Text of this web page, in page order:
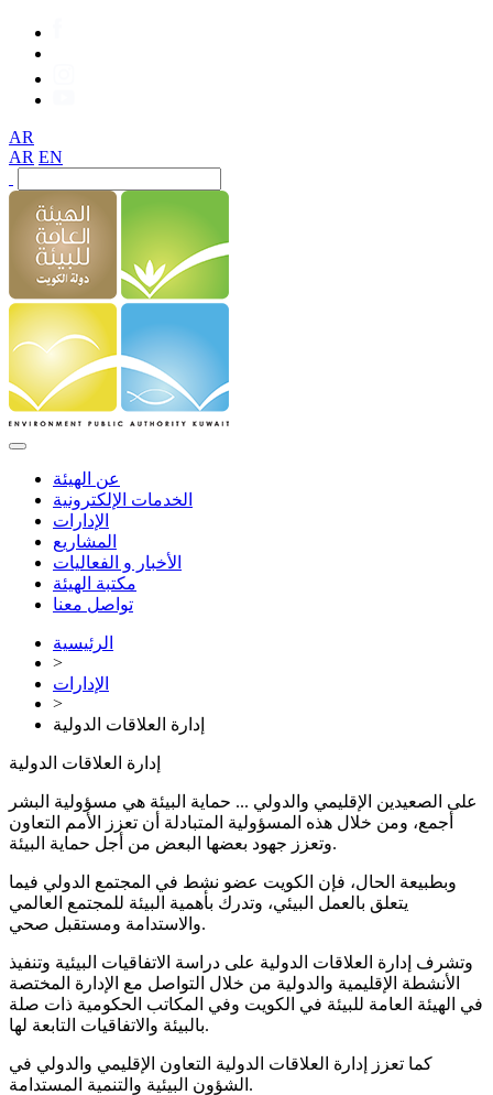
AR
AR EN
عن الهيئة
الخدمات الإلكترونية
الإدارات
المشاريع
الأخبار و الفعاليات
مكتبة الهيئة
تواصل معنا
الرئيسية
>
الإدارات
>
إدارة العلاقات الدولية
إدارة العلاقات الدولية
على الصعيدين الإقليمي والدولي ... حماية البيئة هي مسؤولية البشر
أجمع، ومن خلال هذه المسؤولية المتبادلة أن تعزز الأمم التعاون
وتعزز جهود بعضها البعض من أجل حماية البيئة.
وبطبيعة الحال، فإن الكويت عضو نشط في المجتمع الدولي فيما
يتعلق بالعمل البيئي، وتدرك بأهمية البيئة للمجتمع العالمي
والاستدامة ومستقبل صحي.
وتشرف إدارة العلاقات الدولية على دراسة الاتفاقيات البيئية وتنفيذ
الأنشطة الإقليمية والدولية من خلال التواصل مع الإدارة المختصة
في الهيئة العامة للبيئة في الكويت وفي المكاتب الحكومية ذات صلة
بالبيئة والاتفاقيات التابعة لها.
كما تعزز إدارة العلاقات الدولية التعاون الإقليمي والدولي في
الشؤون البيئية والتنمية المستدامة.